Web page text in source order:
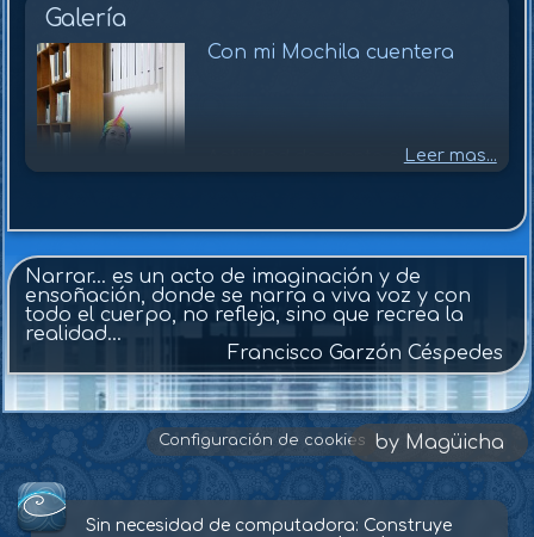
Galería
Con mi Mochila cuentera
Actividad de cuenta cuentos en
la Universidad Nacional Abierta
entrega de amor a través de la
palabra narrada.
Leer mas...
Narrar… es un acto de imaginación y de
ensoñación, donde se narra a viva voz y con
todo el cuerpo, no refleja, sino que recrea la
realidad…
Francisco Garzón Céspedes
Configuración de cookies by Magüicha
Sin necesidad de computadora: Construye